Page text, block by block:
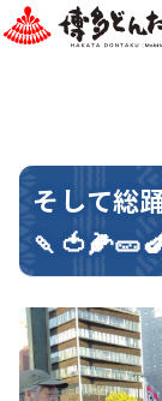
そして総